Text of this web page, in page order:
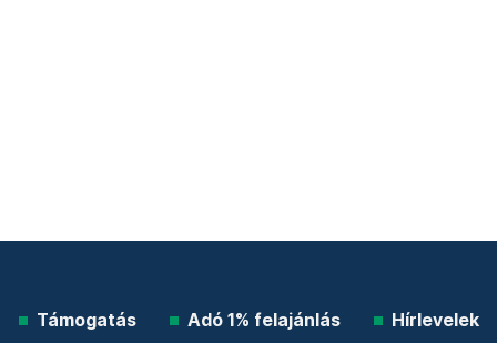
Támogatás Adó 1% felajánlás Hírlevelek